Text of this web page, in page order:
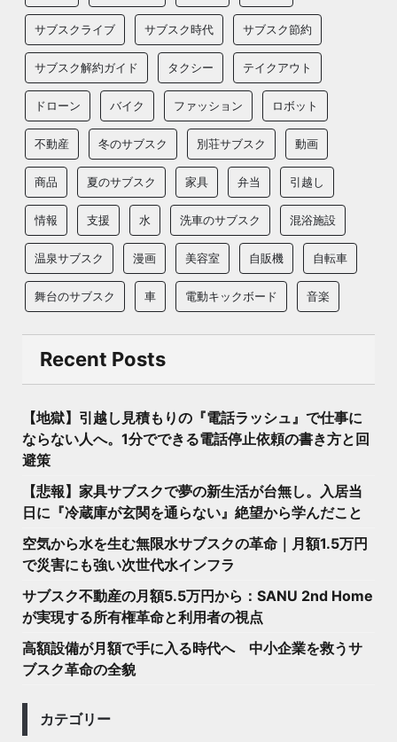
サブスクライブ サブスク時代 サブスク節約
サブスク解約ガイド タクシー テイクアウト
ドローン バイク ファッション ロボット
不動産 冬のサブスク 別荘サブスク 動画
商品 夏のサブスク 家具 弁当 引越し
情報 支援 水 洗車のサブスク 混浴施設
温泉サブスク 漫画 美容室 自販機 自転車
舞台のサブスク 車 電動キックボード 音楽
Recent Posts
【地獄】引越し見積もりの『電話ラッシュ』で仕事に
ならない人へ。1分でできる電話停止依頼の書き方と回
避策
【悲報】家具サブスクで夢の新生活が台無し。入居当
日に『冷蔵庫が玄関を通らない』絶望から学んだこと
空気から水を生む無限水サブスクの革命｜月額1.5万円
で災害にも強い次世代水インフラ
サブスク不動産の月額5.5万円から：SANU 2nd Home
が実現する所有権革命と利用者の視点
高額設備が月額で手に入る時代へ 中小企業を救うサ
ブスク革命の全貌
カテゴリー